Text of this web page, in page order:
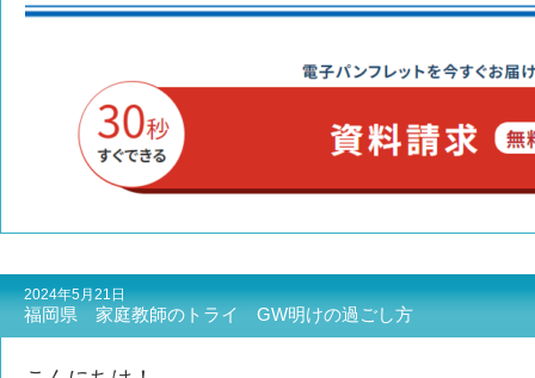
2024年5月21日
福岡県 家庭教師のトライ GW明けの過ごし方